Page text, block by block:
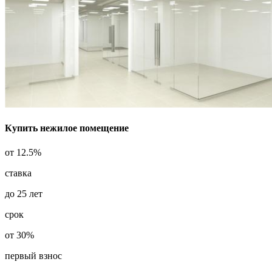
Купить нежилое помещение
от 12.5%
ставка
до 25 лет
срок
от 30%
первый взнос